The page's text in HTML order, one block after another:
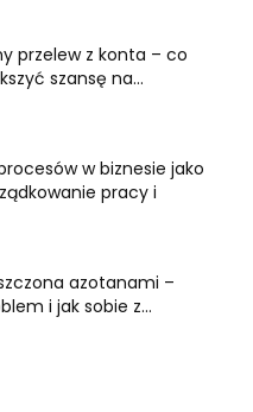
przelew z konta – co
szansę na...
w biznesie jako
pracy i
azotanami –
i jak sobie z...